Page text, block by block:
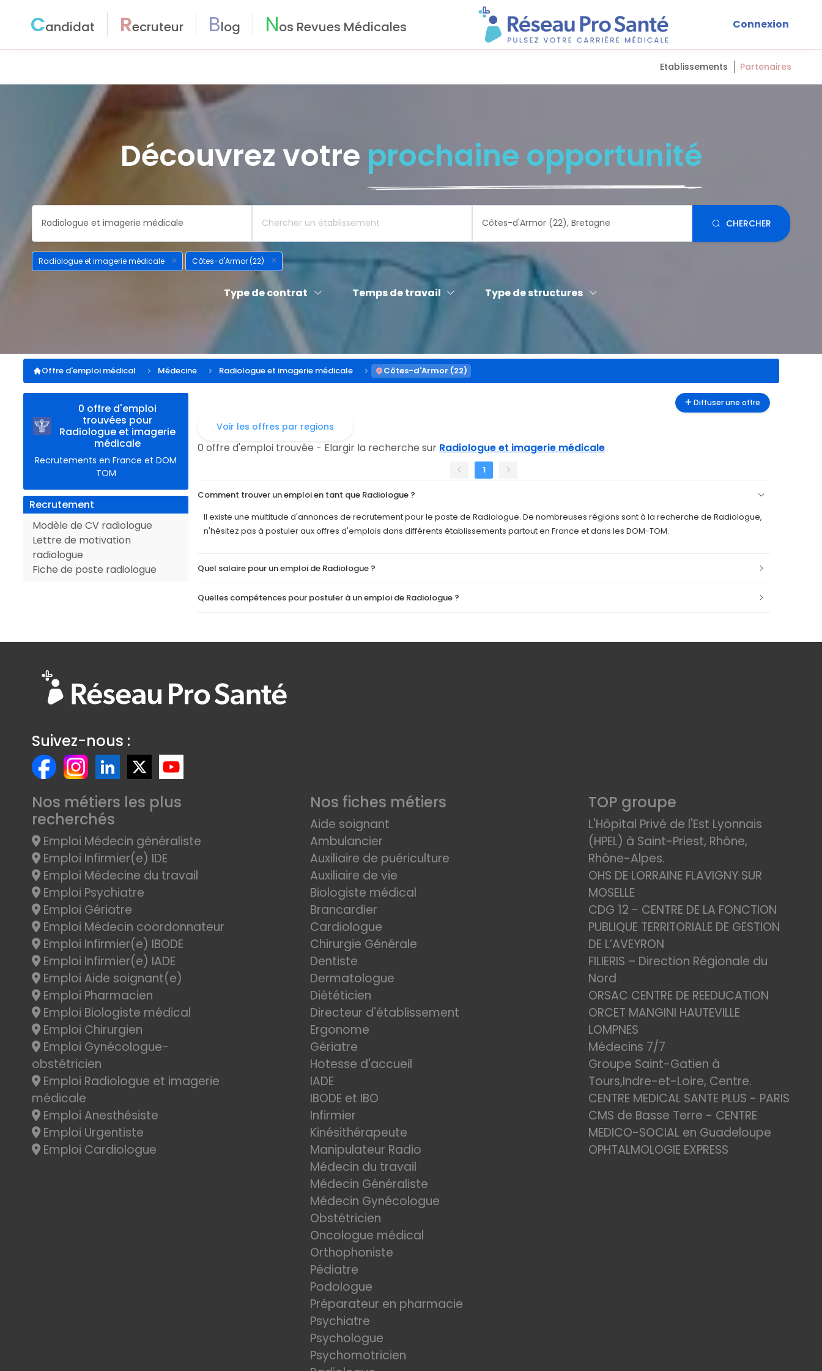
Candidat Recruteur Blog Nos Revues Médicales Connexion
Etablissements Partenaires
Découvrez votre prochaine opportunité
CHERCHER
Radiologue et imagerie médicale Côtes-d'Armor (22)
Type de contrat Temps de travail Type de structures
Offre d'emploi médical Médecine Radiologue et imagerie médicale Côtes-d'Armor (22)
0 offre d'emploi
trouvées pour
Radiologue et imagerie
médicale
Recrutements en France et DOM
TOM
Recrutement
Modèle de CV radiologue
Lettre de motivation
radiologue
Fiche de poste radiologue
Diffuser une offre
Voir les offres par regions
0 offre d'emploi trouvée - Elargir la recherche sur Radiologue et imagerie médicale
1
Comment trouver un emploi en tant que Radiologue ?
Il existe une multitude d'annonces de recrutement pour le poste de Radiologue. De nombreuses régions sont à la recherche de Radiologue,
n'hésitez pas à postuler aux offres d'emplois dans différents établissements partout en France et dans les DOM-TOM.
Quel salaire pour un emploi de Radiologue ?
Quelles compétences pour postuler à un emploi de Radiologue ?
Suivez-nous :
Nos métiers les plus
recherchés
Emploi Médecin généraliste
Emploi Infirmier(e) IDE
Emploi Médecine du travail
Emploi Psychiatre
Emploi Gériatre
Emploi Médecin coordonnateur
Emploi Infirmier(e) IBODE
Emploi Infirmier(e) IADE
Emploi Aide soignant(e)
Emploi Pharmacien
Emploi Biologiste médical
Emploi Chirurgien
Emploi Gynécologue-
obstétricien
Emploi Radiologue et imagerie
médicale
Emploi Anesthésiste
Emploi Urgentiste
Emploi Cardiologue
Nos fiches métiers
Aide soignant
Ambulancier
Auxiliaire de puériculture
Auxiliaire de vie
Biologiste médical
Brancardier
Cardiologue
Chirurgie Générale
Dentiste
Dermatologue
Diététicien
Directeur d'établissement
Ergonome
Gériatre
Hotesse d'accueil
IADE
IBODE et IBO
Infirmier
Kinésithérapeute
Manipulateur Radio
Médecin du travail
Médecin Généraliste
Médecin Gynécologue
Obstétricien
Oncologue médical
Orthophoniste
Pédiatre
Podologue
Préparateur en pharmacie
Psychiatre
Psychologue
Psychomotricien
TOP groupe
L'Hôpital Privé de l'Est Lyonnais
(HPEL) à Saint-Priest, Rhône,
Rhône-Alpes.
OHS DE LORRAINE FLAVIGNY SUR
MOSELLE
CDG 12 - CENTRE DE LA FONCTION
PUBLIQUE TERRITORIALE DE GESTION
DE L’AVEYRON
FILIERIS – Direction Régionale du
Nord
ORSAC CENTRE DE REEDUCATION
ORCET MANGINI HAUTEVILLE
LOMPNES
Médecins 7/7
Groupe Saint-Gatien à
Tours,Indre-et-Loire, Centre.
CENTRE MEDICAL SANTE PLUS - PARIS
CMS de Basse Terre - CENTRE
MEDICO-SOCIAL en Guadeloupe
OPHTALMOLOGIE EXPRESS